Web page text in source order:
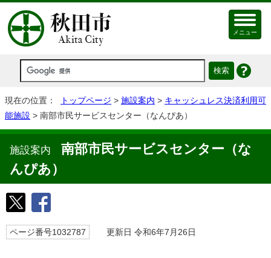
メニュー
現在の位置： トップページ > 施設案内 > キャッシュレス決済利用可
能施設 > 南部市民サービスセンター（なんぴあ）
施設案内 南部市民サービスセンター（な
んぴあ）
ページ番号1032787 更新日 令和6年7月26日